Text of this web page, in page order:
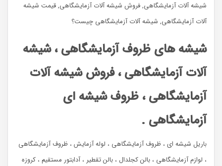
شیشه آلات آزمایشگاهی, فروش شیشه آلات آزمایشگاهی, قیمت شیشه
آلات آزمایشگاهی, شیشه آلات آزمایشگاهی چیست؟
شیشه های ظروف آزمایشگاهی ، شیشه
آلات آزمایشگاهی ، فروش شیشه آلات
آزمایشگاهی ، ظروف شیشه ای
آزمایشگاهی .
باریل شیشه ای ، ظروف آزمایشگاهی ، لوله آزمایش ، ظروف آزمایشگاهی
، لوازم آزمایشگاهی ، بالن کجلدال ، بالن تقطیر ، آدابتور مستقیم ، کروزه